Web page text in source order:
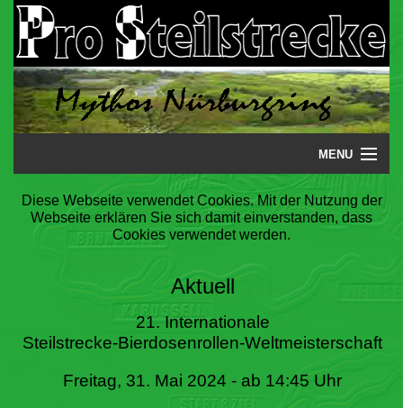
MENU
Startseite
Steilstrecke
Literatur
Termine
Diese Webseite verwendet Cookies. Mit der Nutzung der
Webseite erklären Sie sich damit einverstanden, dass
Cookies verwendet werden.
Aktuell
21. Internationale
Steilstrecke-Bierdosenrollen-Weltmeisterschaft
Freitag, 31. Mai 2024 - ab 14:45 Uhr